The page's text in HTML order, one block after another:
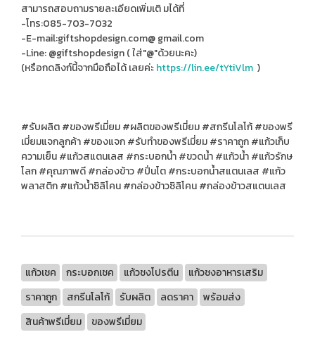
สามารถสอบถามรายละเอียดเพิ่มเติ มได้ที่
-โทร:085-703-7032
-E-mail:giftshopdesign.com@ gmail.com
-Line: @giftshopdesign ( ใส่"@"ด้วยนะคะ)
(หรือกดลิงก์นี้จากมือถือได้ เลยค่ะhttps://lin.ee/tYtiVlm )
#รับผลิต #ของพรีเมี่ยม #ผลิตของพรีเมี่ยม #สกรีนโลโก้ #ของพรี
เมี่ยมแจกลูกค้า #ของแจก #รับทําของพรีเมี่ยม #ราคาถูก #แก้วเก็บ
ความเย็น #แก้วสแตนเลส #กระบอกน้ำ #ขวดน้ำ #แก้วน้ำ #แก้วรักษ
โลก #คุณภาพดี #กล่องข้าว #ปิ่นโต #กระบอกน้ำสแตนเลส #แก้ว
พลาสติก #แก้วน้ำซิลิโคน #กล่องข้าวซิลิโคน #กล่องข้าวสแตนเลส
แก้วเชค กระบอกเชค แก้วชงโปรตีน
แก้วชงอาหารเสริม
ราคาถูก
สกรีนโลโก้ รับผลิต ลดราคา
พร้อมส่ง
สินค้าพรีเมี่ยม
ของพรีเมี่ยม